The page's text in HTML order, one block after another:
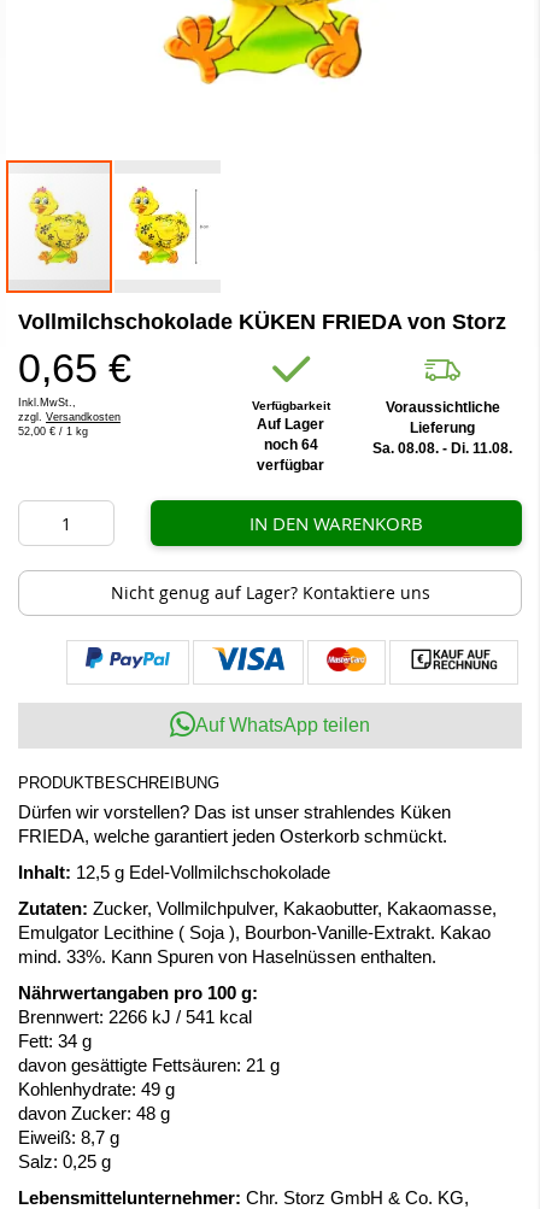
Anfang
Bildergalerie
springen
Vollmilchschokolade KÜKEN FRIEDA von Storz
0,65 €
Inkl.MwSt.,
zzgl. Versandkosten
52,00 € / 1 kg
Verfügbarkeit
Auf Lager
noch 64
verfügbar
Voraussichtliche
Lieferung
Sa. 08.08. - Di. 11.08.
IN DEN WARENKORB
Nicht genug auf Lager? Kontaktiere uns
Auf WhatsApp teilen
PRODUKTBESCHREIBUNG
Dürfen wir vorstellen? Das ist unser strahlendes Küken
FRIEDA, welche garantiert jeden Osterkorb schmückt.
Inhalt: 12,5 g Edel-Vollmilchschokolade
Zutaten: Zucker, Vollmilchpulver, Kakaobutter, Kakaomasse,
Emulgator Lecithine ( Soja ), Bourbon-Vanille-Extrakt. Kakao
mind. 33%. Kann Spuren von Haselnüssen enthalten.
Nährwertangaben pro 100 g:
Brennwert: 2266 kJ / 541 kcal
Fett: 34 g
davon gesättigte Fettsäuren: 21 g
Kohlenhydrate: 49 g
davon Zucker: 48 g
Eiweiß: 8,7 g
Salz: 0,25 g
Lebensmittelunternehmer: Chr. Storz GmbH & Co. KG,